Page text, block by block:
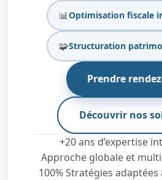
📊Optimisation fiscale
🧩Structuration
Prendre
Découvrir nos
+20 ans d’expertise
Approche globale et
100% Stratégies